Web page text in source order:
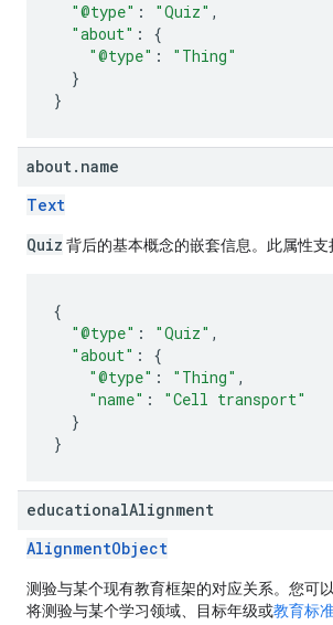
"@type" : "Quiz" ,
"about" :
{
"@type" :
"Thing"
}
}
about . name
Text
Quiz 背后的基本概念的嵌套信息。此属性支
{
"@type" : "Quiz" ,
"about" :
{
"@type" : "Thing" ,
"name" :
"Cell transport"
}
}
educationalAlignment
AlignmentObject
测验与某个现有教育框架的对应关系。您可
将测验与某个学习领域、目标年级或教育标